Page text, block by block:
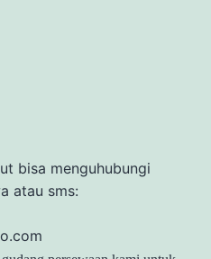
bisa menguhubungi
atau sms: